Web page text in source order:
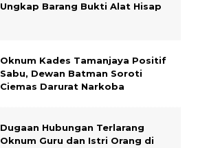
Ungkap Barang Bukti Alat Hisap
Oknum Kades Tamanjaya Positif
Sabu, Dewan Batman Soroti
Ciemas Darurat Narkoba
Dugaan Hubungan Terlarang
Oknum Guru dan Istri Orang di